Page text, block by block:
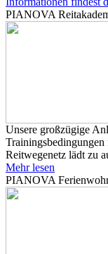
PIANOVA
Unsere großzügige
Trainingsbedingungen
Reitwegenetz lädt zu
Mehr lesen
PIANOVA